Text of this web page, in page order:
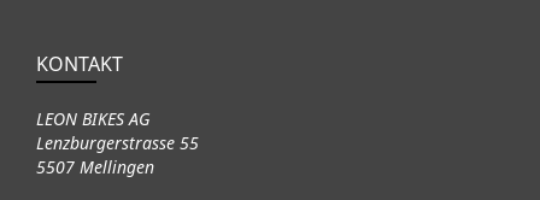
KONTAKT
LEON BIKES AG
Lenzburgerstrasse 55
5507 Mellingen